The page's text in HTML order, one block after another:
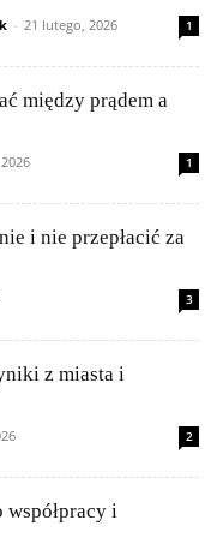
- 21 lutego, 2026 1
między prądem a
1
i nie przepłacić za
3
z miasta i
2
współpracy i